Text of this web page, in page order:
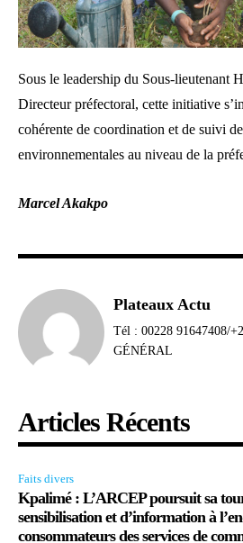
Sous le leadership du Sous-lieutenant
Directeur préfectoral, cette initiative
cohérente de coordination et de suivi
environnementales au niveau de la
Marcel Akakpo
Plateaux Actu
Tél : 00228 91647408/
GÉNÉRAL
Articles Récents
Faits divers
Kpalimé : L’ARCEP poursuit sa
sensibilisation et d’information à
consommateurs des services de